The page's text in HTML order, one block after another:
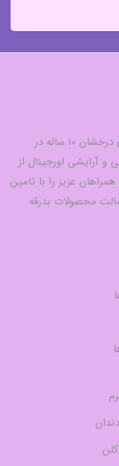
فروشگاه ارایشی بهداشتی معبود با سابقه ی درخشان 10 ساله در
آرایشی اورجینال از
عزیز را با تامین
محصولات بدرقه